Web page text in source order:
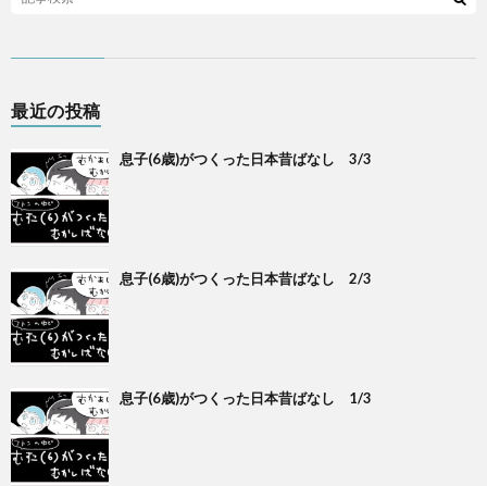
最近の投稿
息子(6歳)がつくった日本昔ばなし 3/3
息子(6歳)がつくった日本昔ばなし 2/3
息子(6歳)がつくった日本昔ばなし 1/3